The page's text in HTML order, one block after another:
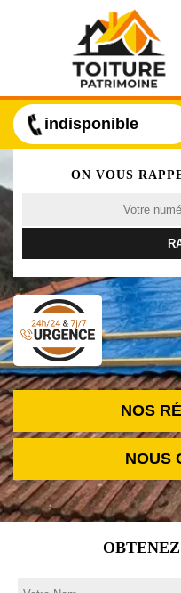
indisponible
ON VOUS
NOS
NOUS